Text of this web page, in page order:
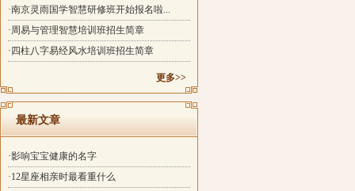
·南京灵雨国学智慧研修班开始报名啦...
·周易与管理智慧培训班招生简章
·四柱八字易经风水培训班招生简章
更多>>
最新文章
·影响宝宝健康的名字
·12星座相亲时最看重什么